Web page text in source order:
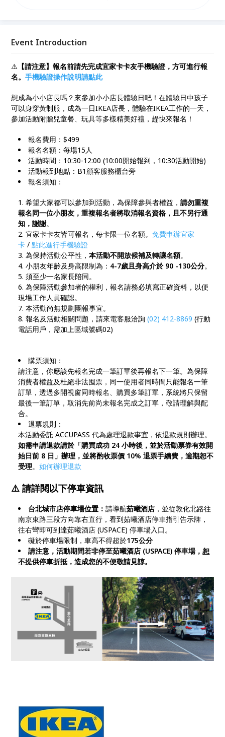
Event Introduction
⚠️ 【請注意】報名前請先完成宜家卡卡友手機驗證，方可進行報
名。手機驗證操作說明請點此
想成為小小店長嗎？來參加小小店長體驗日吧！在體驗日中孩子
可以身穿黃制服，成為一日IKEA店長，體驗在IKEA工作的一天，
參加活動附贈兒童餐、玩具等多樣精美好禮，趕快來報名！
報名費用：$499
報名名額：每場15人
活動時間：10:30-12:00 (10:00開始報到，10:30活動開始)
活動報到地點：B1顧客服務櫃台旁
報名須知：
希望大家都可以參加到活動，為保障參與者權益，請勿重複
報名同一位小朋友，重複報名者將取消報名資格，且不另行通
知，謝謝。
宜家卡卡友皆可報名，每卡限一位名額。免費申辦宜家
卡 /點此進行手機驗證
為保持活動公平性，本活動不開放候補及轉讓名額。
小朋友年齡及身高限制為： 4-7歲且身高介於 90 -130公分。
須至少一名家長陪同。
為保障活動參加者的權利，報名請務必填寫正確資料，以便
現場工作人員確認。
本活動尚無規劃團報事宜。
報名及活動相關問題，請來電客服洽詢(02) 412-8869 (行動
電話用戶，需加上區域號碼02)
購票須知：
請注意，你應該先報名完成一筆訂單後再報名下一筆。為保障
消費者權益及杜絕非法囤票，同一使用者同時間只能報名一筆
訂單，透過多開視窗同時報名、購買多筆訂單，系統將只保留
最後一筆訂單，取消先前尚未報名完成之訂單，敬請理解與配
合。
退票規則：
本活動委託 ACCUPASS 代為處理退款事宜，依退款規則辦理。
如需申請退款請於「購買成功 24 小時後，並於活動票券有效開
始日前 8 日」辦理，並將酌收票價 10% 退票手續費，逾期恕不
受理。如何辦理退款
⚠️請詳閱以下停車資訊
台北城市店停車場位置：請導航茹曦酒店 ，並從敦化北路往
南京東路三段方向靠右直行，看到茹曦酒店停車指引告示牌，
往右彎即可到達茹曦酒店 (USPACE) 停車場入口。
礙於停車場限制，車高不得超於175公分
請注意，活動期間若非停至茹曦酒店 (USPACE) 停車場，恕
不提供停車折抵 ，造成您的不便敬請見諒。